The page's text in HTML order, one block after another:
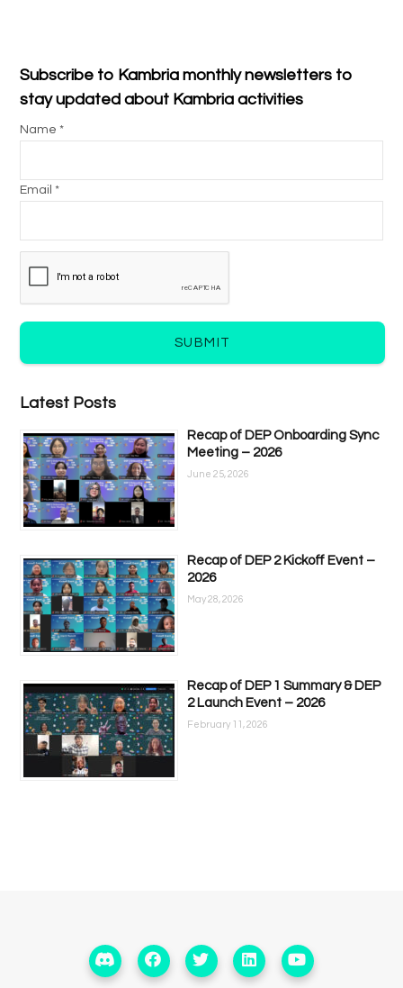
Subscribe to Kambria monthly newsletters to
stay updated about Kambria activities
Name *
Email *
SUBMIT
Latest Posts
Recap of DEP Onboarding Sync
Meeting – 2026
June 25, 2026
Recap of DEP 2 Kickoff Event –
2026
May 28, 2026
Recap of DEP 1 Summary & DEP
2 Launch Event – 2026
February 11, 2026